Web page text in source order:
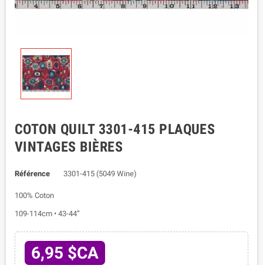
COTON QUILT 3301-415 PLAQUES
VINTAGES BIÈRES
Référence 3301-415 (5049 Wine)
100% Coton
109-114cm • 43-44”
6,95 $CA